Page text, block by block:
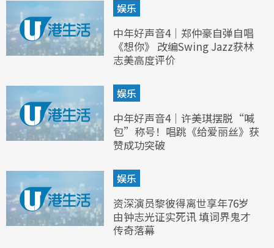
娱乐
中年好声音4｜郑仲豪自弹自唱
《想你》 改编Swing Jazz获林
志美高度评价
娱乐
中年好声音4｜许美琪摆脱“喊
包”称号！唱跳《给爱丽丝》获
赞成功突破
娱乐
资深演员黎彼得离世享年76岁
由钟志光证实死讯 填词界鬼才
传奇落幕